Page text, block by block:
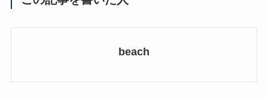
beach